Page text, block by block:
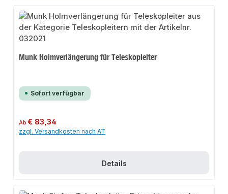
Munk Holmverlängerung für Teleskopleiter
Sofort verfügbar
Regulärer Preis:
Ab€ 83,34
zzgl. Versandkosten nach AT
Details